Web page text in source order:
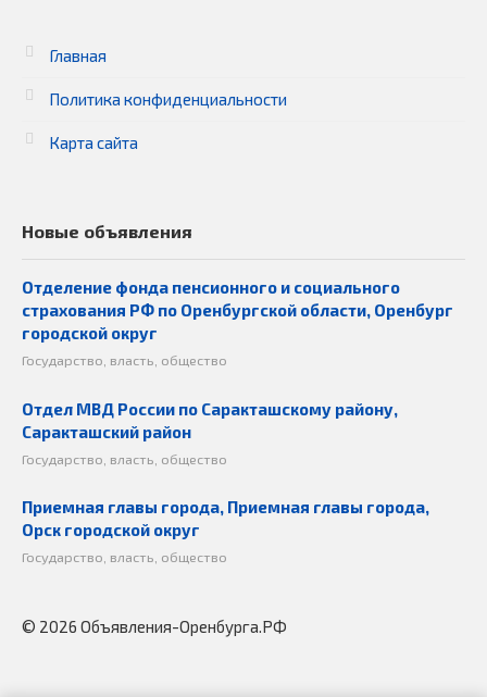
Главная
Политика конфиденциальности
Карта сайта
Новые объявления
Отделение фонда пенсионного и социального
страхования РФ по Оренбургской области, Оренбург
городской округ
Государство, власть, общество
Отдел МВД России по Саракташскому району,
Саракташский район
Государство, власть, общество
Приемная главы города, Приемная главы города,
Орск городской округ
Государство, власть, общество
© 2026 Объявления-Оренбурга.РФ